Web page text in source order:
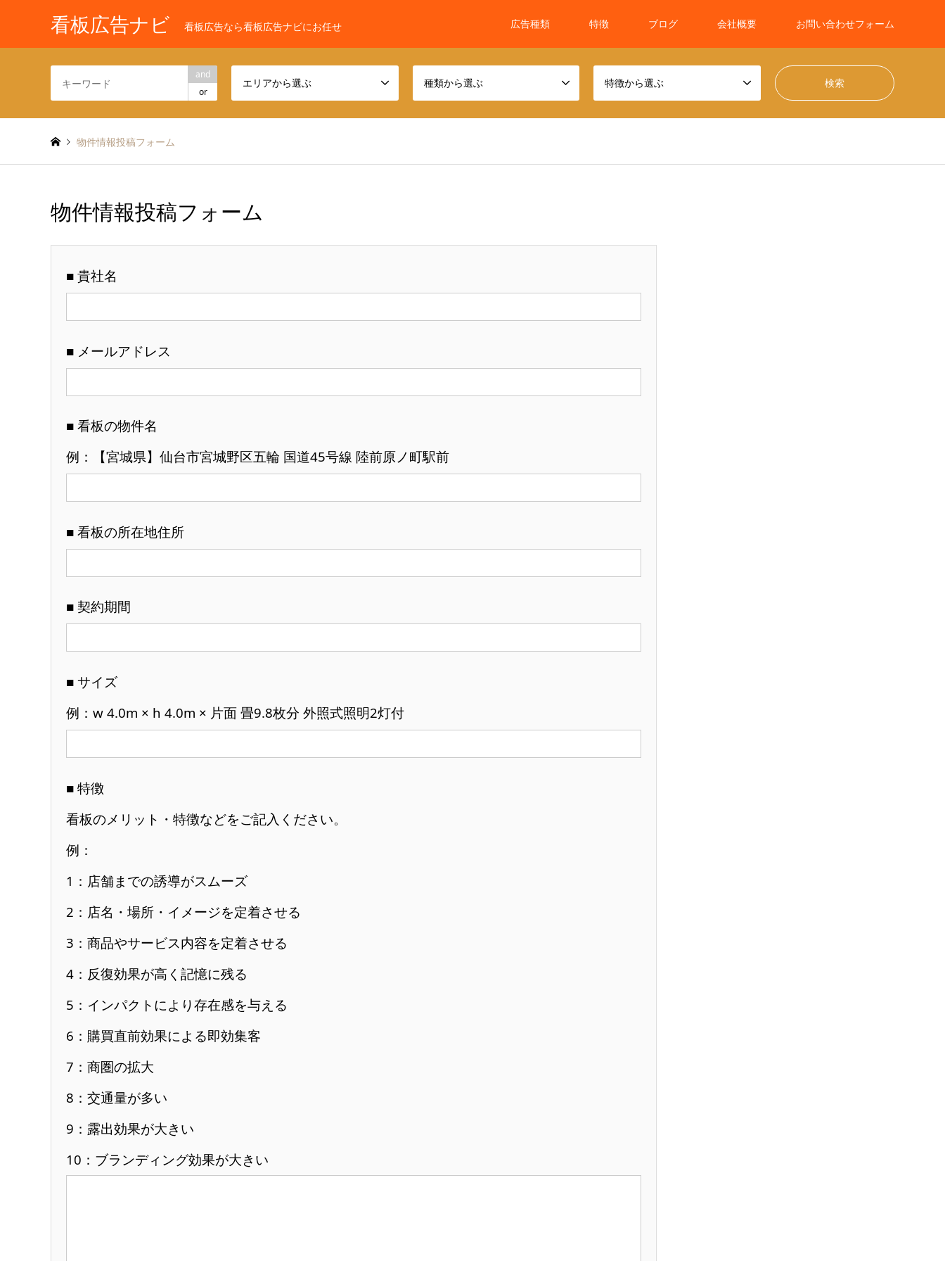
看板広告ナビ 看板広告なら看板広告ナビにお任せ 広告種類 特徴 ブログ 会社概要 お問い合わせフォーム
and
or
エリアから選ぶ 種類から選ぶ 特徴から選ぶ
物件情報投稿フォーム
物件情報投稿フォーム
■ 貴社名
■ メールアドレス
■ 看板の物件名
例：【宮城県】仙台市宮城野区五輪 国道45号線 陸前原ノ町駅前
■ 看板の所在地住所
■ 契約期間
■ サイズ
例：w 4.0m × h 4.0m × 片面 畳9.8枚分 外照式照明2灯付
■ 特徴
看板のメリット・特徴などをご記入ください。
例：
1：店舗までの誘導がスムーズ
2：店名・場所・イメージを定着させる
3：商品やサービス内容を定着させる
4：反復効果が高く記憶に残る
5：インパクトにより存在感を与える
6：購買直前効果による即効集客
7：商圏の拡大
8：交通量が多い
9：露出効果が大きい
10：ブランディング効果が大きい